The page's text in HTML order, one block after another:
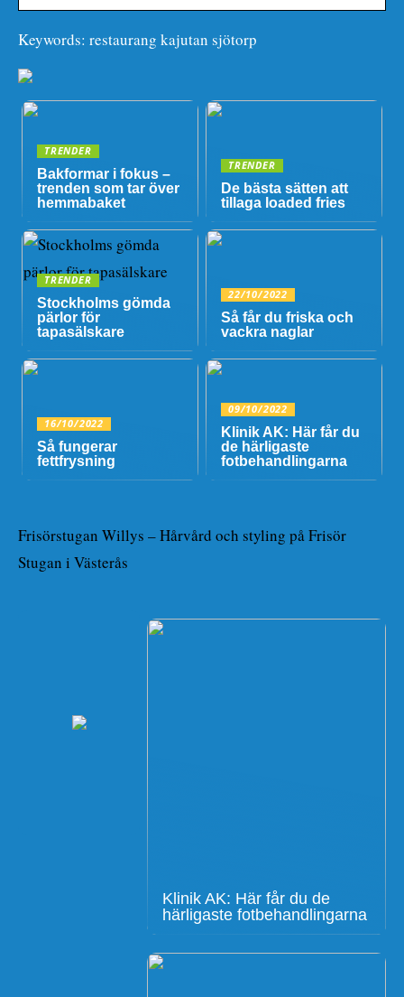
Keywords: restaurang kajutan sjötorp
TRENDER
Bakformar i fokus –
trenden som tar över
hemmabaket
TRENDER
De bästa sätten att
tillaga loaded fries
TRENDER
Stockholms gömda
pärlor för
tapasälskare
22/10/2022
Så får du friska och
vackra naglar
16/10/2022
Så fungerar
fettfrysning
09/10/2022
Klinik AK: Här får du
de härligaste
fotbehandlingarna
Frisörstugan Willys – Hårvård och styling på Frisör
Stugan i Västerås
Klinik AK: Här får du de
härligaste fotbehandlingarna